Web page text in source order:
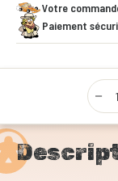
Votre
Paiement
Qty